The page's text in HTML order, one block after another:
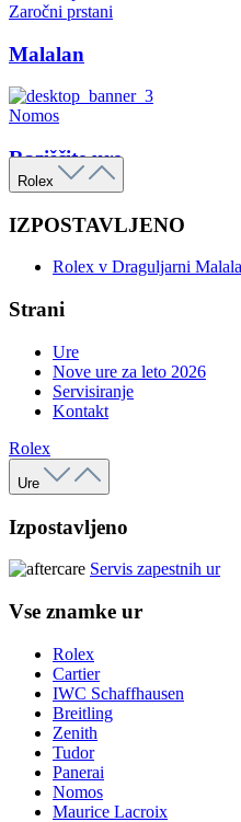
Zaročni prstani
Malalan
Nomos
Raziščite ure
Rolex
IZPOSTAVLJENO
Rolex v Draguljarni
Strani
Ure
Nove ure za leto 2026
Servisiranje
Kontakt
Rolex
Ure
Izpostavljeno
Servis zapestnih ur
Vse znamke ur
Rolex
Cartier
IWC Schaffhausen
Breitling
Zenith
Tudor
Panerai
Nomos
Maurice Lacroix